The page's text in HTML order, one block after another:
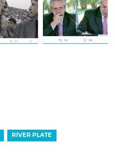
RIVER PLATE